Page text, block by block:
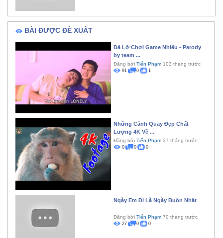
BÀI ĐƯỢC ĐỀ XUẤT
Đã Lỡ Chơi Game Nhiều - Parody
by team ...
Đăng bởi Tiến Phạm 103 tháng trước
91 0 1
Những Cảnh Quay Đẹp Chất
Lượng 4K Về ...
Đăng bởi Tiến Phạm 37 tháng trước
0 0 0
Ngày Em Đi Là Ngày Buồn Nhất
Đăng bởi Tiến Phạm 70 tháng trước
27 0 0